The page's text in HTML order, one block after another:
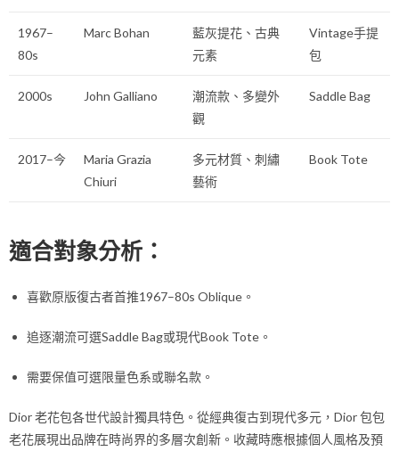
1967–
80s
Marc Bohan
藍灰提花、古典
元素
Vintage手提
包
2000s John Galliano
潮流款、多變外
觀
Saddle Bag
2017–今
Maria Grazia
Chiuri
多元材質、刺繡
藝術
Book Tote
適合對象分析：
喜歡原版復古者首推1967–80s Oblique。
追逐潮流可選Saddle Bag或現代Book Tote。
需要保值可選限量色系或聯名款。
Dior 老花包各世代設計獨具特色。從經典復古到現代多元，Dior 包包
老花展現出品牌在時尚界的多層次創新。收藏時應根據個人風格及預